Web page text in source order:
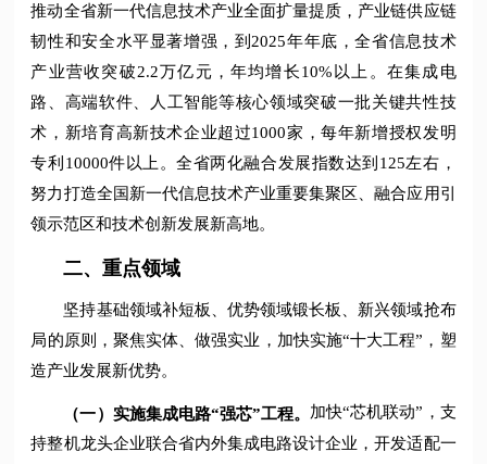
推动全省新一代信息技术产业全面扩量提质，产业链供应链
韧性和安全水平显著增强，到2025年年底，全省信息技术
产业营收突破2.2万亿元，年均增长10%以上。在集成电
路、高端软件、人工智能等核心领域突破一批关键共性技
术，新培育高新技术企业超过1000家，每年新增授权发明
专利10000件以上。全省两化融合发展指数达到125左右，
努力打造全国新一代信息技术产业重要集聚区、融合应用引
领示范区和技术创新发展新高地。
二、重点领域
坚持基础领域补短板、优势领域锻长板、新兴领域抢布
局的原则，聚焦实体、做强实业，加快实施“十大工程”，塑
造产业发展新优势。
（一）实施集成电路“强芯”工程。加快“芯机联动”，支
持整机龙头企业联合省内外集成电路设计企业，开发适配一